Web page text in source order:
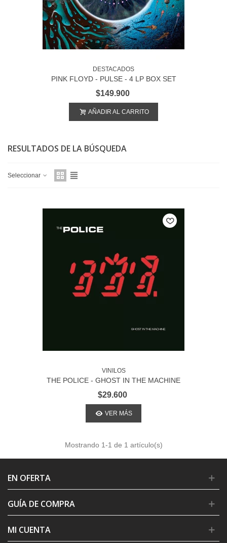
DESTACADOS
PINK FLOYD - PULSE - 4 LP BOX SET
$149.900
AÑADIR AL CARRITO
RESULTADOS DE LA BÚSQUEDA
Seleccionar
VINILOS
THE POLICE - GHOST IN THE MACHINE
$29.600
VER MÁS
Mostrando 1-1 de 1 artículo(s)
EN OFERTA
GUÍA DE COMPRA
MI CUENTA